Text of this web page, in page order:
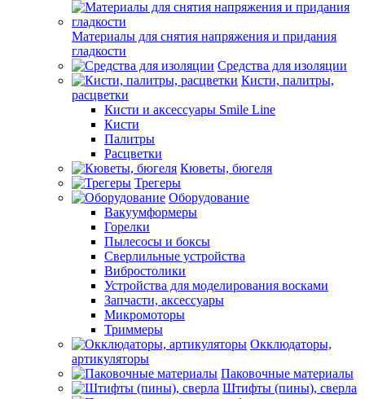
Материалы для снятия напряжения и придания
гладкости
Средства для изоляции
Кисти, палитры,
расцветки
Кисти и аксессуары Smile Line
Кисти
Палитры
Расцветки
Кюветы, бюгеля
Трегеры
Оборудование
Вакуумформеры
Горелки
Пылесосы и боксы
Сверлильные устройства
Вибростолики
Устройства для моделирования восками
Запчасти, аксессуары
Микромоторы
Триммеры
Окклюдаторы,
артикуляторы
Паковочные материалы
Штифты (пины), сверла